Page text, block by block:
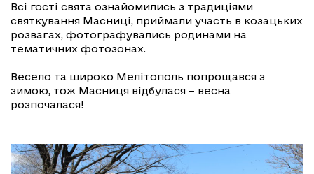
Всі гості свята ознайомились з традиціями
святкування Масниці, приймали участь в козацьких
розвагах, фотографувались родинами на
тематичних фотозонах.
Весело та широко Мелітополь попрощався з
зимою, тож Масниця відбулася – весна
розпочалася!